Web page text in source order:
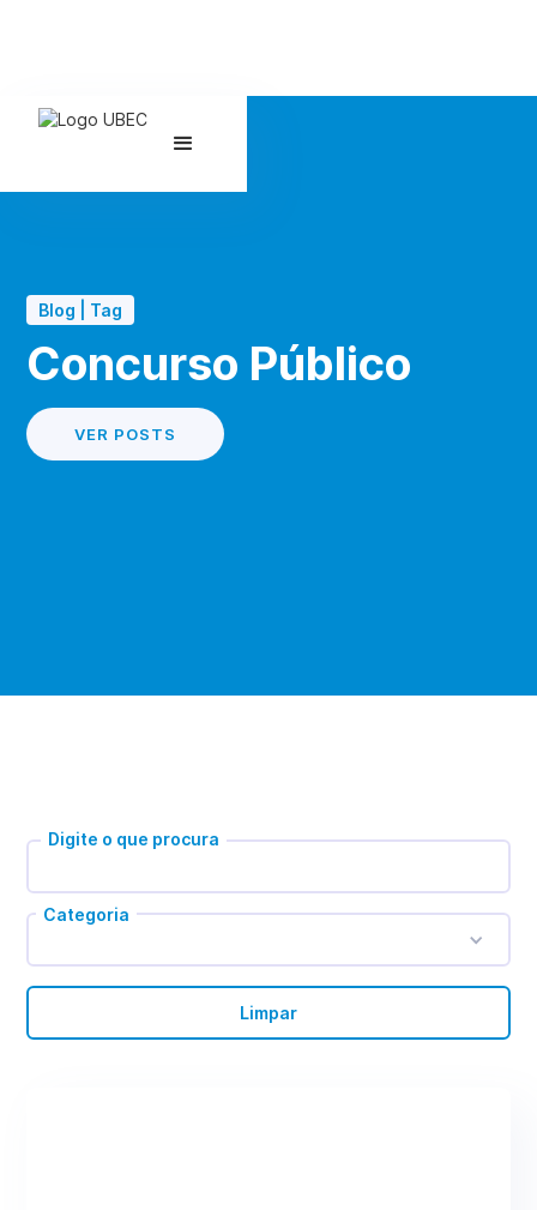
Blog | Tag
Concurso Público
VER POSTS
Digite o que procura
Categoria
Limpar